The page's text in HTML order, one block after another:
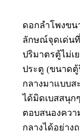
ดอกลำโพงข
ลักษณ์จุดเด่น
ปริมาตรตู้ไม่เ
ประตู (ขนาดตู้
กลางมาแบบส
ได้มิดเบสสนุก
ตอบสนองควา
กลางได้อย่าง